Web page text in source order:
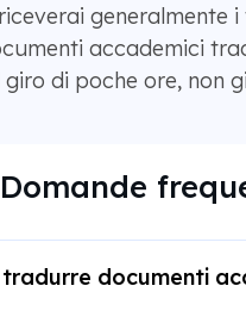
generalmente i
accademici
giro di poche ore, non
Domande
tradurre documenti